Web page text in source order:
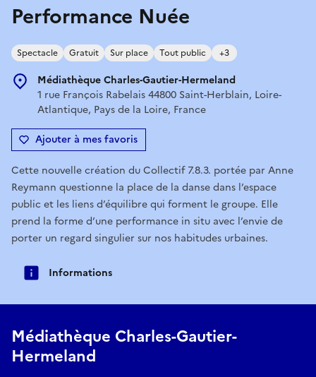
Performance Nuée
Spectacle Gratuit Sur place Tout public +3
Médiathèque Charles-Gautier-Hermeland
1 rue François Rabelais 44800 Saint-Herblain, Loire-
Atlantique, Pays de la Loire, France
Ajouter à mes favoris
Cette nouvelle création du Collectif 7.8.3. portée par Anne
Reymann questionne la place de la danse dans l’espace
public et les liens d’équilibre qui forment le groupe. Elle
prend la forme d’une performance in situ avec l’envie de
porter un regard singulier sur nos habitudes urbaines.
Informations
Médiathèque Charles-Gautier-
Hermeland